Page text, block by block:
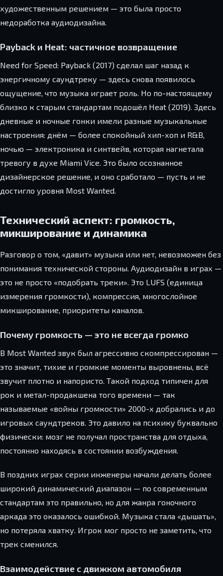
художественным решением — это была просто
недоработка аудиодизайна.
Payback и Heat: частичное возвращение
Need for Speed: Payback (2017) сделал шаг назад к
энергичному саундтреку — здесь снова появилось
ощущение, что музыка играет роль. Но по-настоящему
близко к старым стандартам подошёл Heat (2019). Здесь
дневные и ночные гонки имели разные музыкальные
настроения: днём — более спокойный хип-хоп и R&B,
ночью — электроника и синтвейв, которая нагнетала
тревогу в духе Miami Vice. Это было осознанное
дизайнерское решение, и оно сработало — пусть и не
достигло уровня Most Wanted.
Технический аспект: громкость,
микширование и динамика
Разговор о том, «давит» музыка или нет, невозможен без
понимания технической стороны. Аудиодизайн в играх —
это не просто «подобрать треки». Это LUFS (единица
измерения громкости), компрессия, многослойное
микширование, приоритеты каналов.
Почему громкость — это не всегда громко
В Most Wanted звук был агрессивно скомпрессирован —
это значит, тихие и громкие моменты выровнены, всё
звучит плотно и напористо. Такой подход типичен для
рок и метал-продакшена того времени — так
называемые «войны громкости» 2000-х добрались и до
игровых саундтреков. Это давило на психику буквально
физически: мозг не получал пространства для отдыха,
постоянно находясь в состоянии возбуждения.
В поздних играх серии инженеры начали делать более
широкий динамический диапазон — по современным
стандартам это правильно, но для жанра гоночного
аркада это оказалось ошибкой. Музыка стала «дышать»,
но потеряла хватку. Игрок мог просто не заметить, что
трек сменился.
Взаимодействие с движком автомобиля